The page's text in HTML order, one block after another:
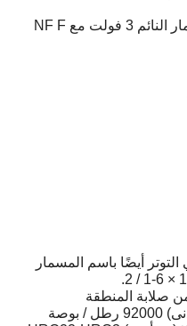
تتوافق الخصائص الميكانيكية للمسمار النائم 3 فولت مع NF F
أيضًا باسم المسمار
صلابة المنطقة
120000 رطل / بوصة مربعة (حد أدنى) 92000 رطل / بوصة